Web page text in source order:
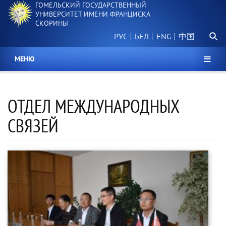
Перейти
основному
ГОМЕЛЬСКИЙ ГОСУДАРСТВЕННЫЙ
УНИВЕРСИТЕТ ИМЕНИ ФРАНЦИСКА
СКОРИНЫ
РУС БЕЛ 中国
МЕНЮ
ОТДЕЛ МЕЖДУНАРОДНЫХ
СВЯЗЕЙ